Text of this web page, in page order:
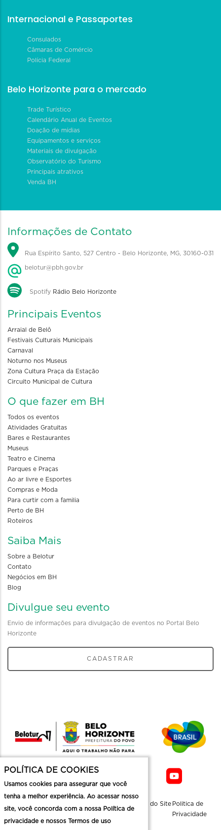
Internacional e Passaportes
Consulados
Câmaras de Comércio
Polícia Federal
Belo Horizonte para o mercado
Trade Turístico
Calendário Anual de Eventos
Doação de mídias
Equipamentos e serviços
Materiais de divulgação
Observatório do Turismo
Principais atrativos
Venda BH
Informações de Contato
Rua Espírito Santo, 527 Centro - Belo Horizonte, MG, 30160-031
belotur@pbh.gov.br
Spotify Rádio Belo Horizonte
Principais Eventos
Arraial de Belô
Festivais Culturais Municipais
Carnaval
Noturno nos Museus
Zona Cultura Praça da Estação
Circuito Municipal de Cultura
O que fazer em BH
Todos os eventos
Atividades Gratuitas
Bares e Restaurantes
Museus
Teatro e Cinema
Parques e Praças
Ao ar livre e Esportes
Compras e Moda
Para curtir com a familia
Perto de BH
Roteiros
Saiba Mais
Sobre a Belotur
Contato
Negócios em BH
Blog
Divulgue seu evento
Envio de informações para divulgação de eventos no Portal Belo
Horizonte
CADASTRAR
Mapa do Site Politica de
Privacidade
POLÍTICA DE COOKIES
Usamos cookies para assegurar que você
tenha a melhor experiência. Ao acessar nosso
site, você concorda com a nossa Política de
privacidade e nossos Termos de uso